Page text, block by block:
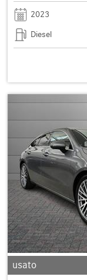
2023
Diesel
usato